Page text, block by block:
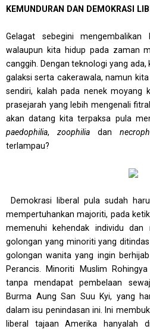
KEMUNDURAN DAN DEMOKRASI
Gelagat sebegini
walaupun kita hidup pada zaman
canggih. Dengan teknologi yang
galaksi serta cakerawala, namun
sendiri, kalah pada nenek moyang
prasejarah yang lebih mengenali
akan datang kita terpaksa pula
paedophilia, zoophiliadan
terlampau?
Demokrasi liberal pula sudah
mempertuhankan majoriti, pada
memenuhi kehendak individu
golongan yang minoriti yang
golongan wanita yang ingin
Perancis. Minoriti Muslim
tanpa mendapat pembelaan
Burma Aung San Suu Kyi, yang
dalam isu penindasan ini. Ini
liberal tajaan Amerika hanyalah